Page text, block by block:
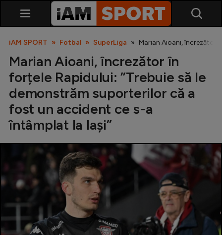
SuperLiga
Liga 2
Cupa României
Echipa Națională
U21
Fotbal feminin
iAM SPORT Fotbal SuperLiga Marian Aioani, încrezător
Marian Aioani, încrezător în
forțele Rapidului: ”Trebuie să le
demonstrăm suporterilor că a
fost un accident ce s-a
întâmplat la Iaşi”